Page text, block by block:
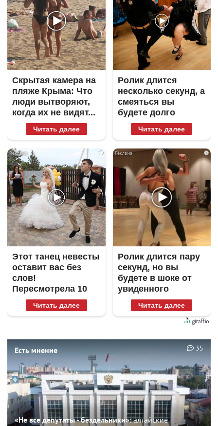
Скрытая камера на
пляже Крыма: Что
люди вытворяют,
когда их не видят...
Читать далее
Ролик длится
несколько секунд, а
смеяться вы
будете долго
Читать далее
i
Этот танец невесты
оставит вас без
слов!
Пересмотрела 10
раз
Читать далее
i
Ролик длится пару
секунд, но вы
будете в шоке от
увиденного
Читать далее
Есть мнение
«Не все депутаты - бездельники»:алтайские
35